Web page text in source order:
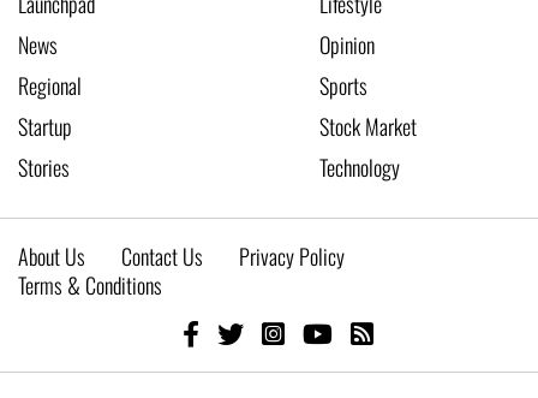
News
Opinion
Regional
Sports
Startup
Stock Market
Stories
Technology
About Us Contact Us
Privacy Policy
Terms & Conditions